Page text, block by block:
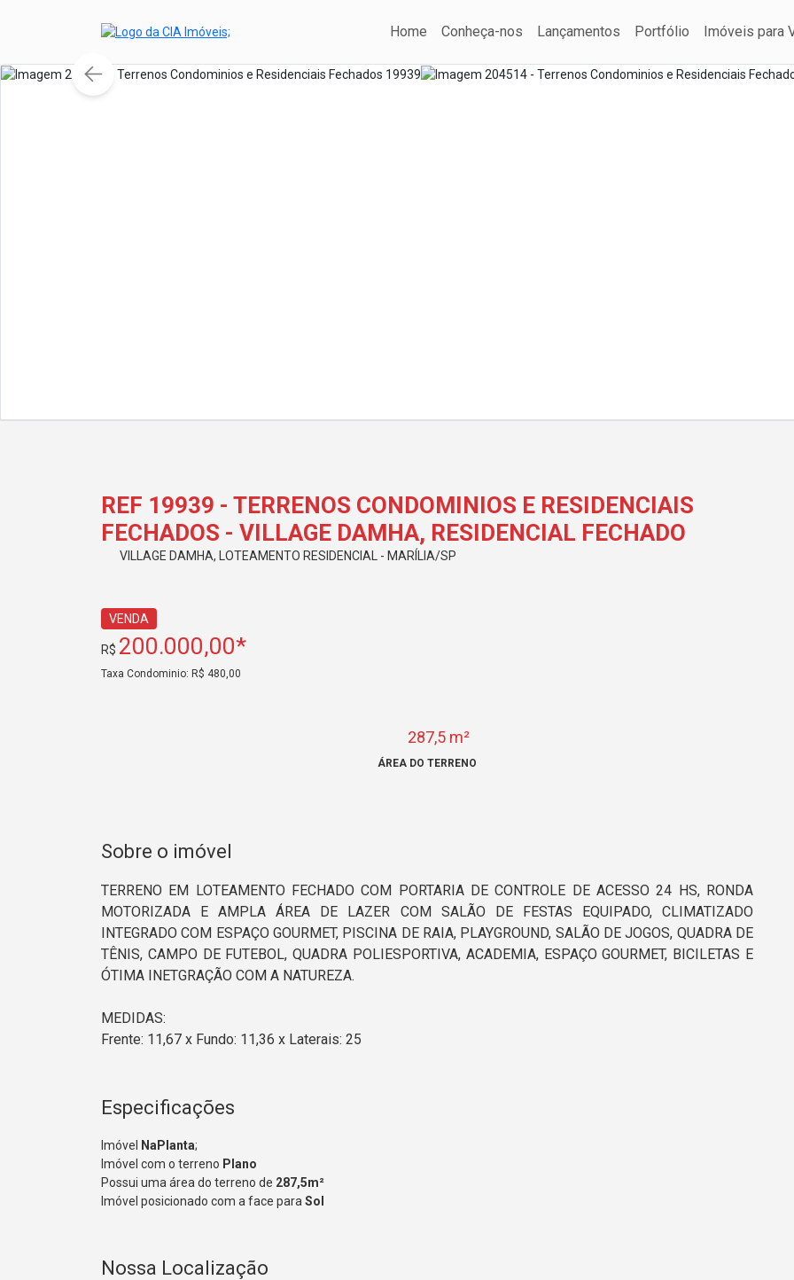
Home Conheça-nos Lançamentos Portfólio Imóveis para
REF 19939 - TERRENOS CONDOMINIOS E RESIDENCIAIS
FECHADOS - VILLAGE DAMHA, RESIDENCIAL FECHADO
VILLAGE DAMHA, LOTEAMENTO RESIDENCIAL - MARÍLIA/SP
VENDA
R$ 200.000,00*
Taxa Condominio: R$ 480,00
287,5 m²
ÁREA DO TERRENO
Sobre o imóvel
TERRENO EM LOTEAMENTO FECHADO COM PORTARIA DE CONTROLE DE ACESSO 24 HS, RONDA
MOTORIZADA E AMPLA ÁREA DE LAZER COM SALÃO DE FESTAS EQUIPADO, CLIMATIZADO
INTEGRADO COM ESPAÇO GOURMET, PISCINA DE RAIA, PLAYGROUND, SALÃO DE JOGOS, QUADRA DE
TÊNIS, CAMPO DE FUTEBOL, QUADRA POLIESPORTIVA, ACADEMIA, ESPAÇO GOURMET, BICILETAS E
ÓTIMA INETGRAÇÃO COM A NATUREZA.
MEDIDAS:
Frente: 11,67 x Fundo: 11,36 x Laterais: 25
Especificações
Imóvel NaPlanta;
Imóvel com o terreno Plano
Possui uma área do terreno de 287,5m²
Imóvel posicionado com a face para Sol
Nossa Localização